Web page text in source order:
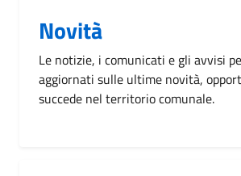
Novità
Le notizie, i comunicati e gli avvisi
aggiornati sulle ultime novità,
succede nel territorio comunale.